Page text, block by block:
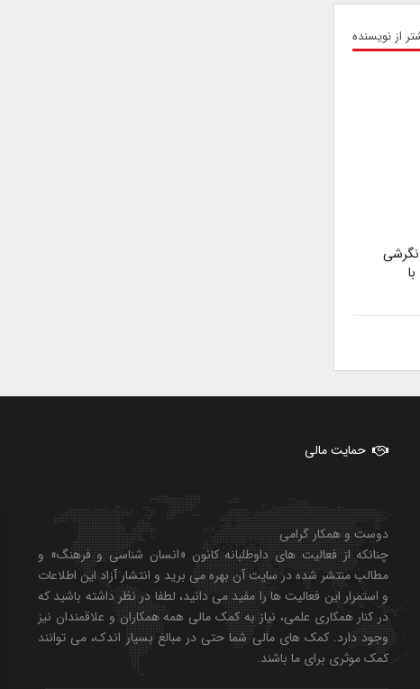
از نویسنده
نگرشی
حمایت مالی
دوست و همکار گرامی
چنانکه از فعالیت های داوطلبانه کانون «انسان شناسی و فرهنگ» و
مطالب منتشر شده در سایت آن بهره می برید و انتشار آزاد این اطلاعات
و استمرار این فعالیت ها را مفید می دانید، لطفا در نظر داشته باشید که
در کنار همکاری علمی، نیاز به کمک مالی همه همکاران و علاقمندان نیز
وجود دارد. کمک های مالی شما حتی در مبالغ بسیار اندک، می توانند
کمک موثری برای ما باشند.